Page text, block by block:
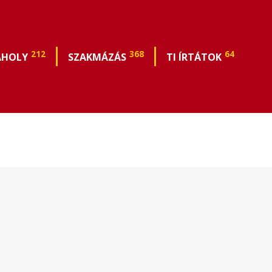
212 SZAKMÁZÁS 368 TI ÍRTÁTOK 64